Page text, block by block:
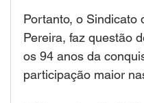
Portanto, o Sindicato
Pereira, faz questão
os 94 anos da
participação maior